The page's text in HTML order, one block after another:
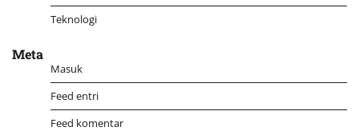
Teknologi
Meta
Masuk
Feed entri
Feed komentar